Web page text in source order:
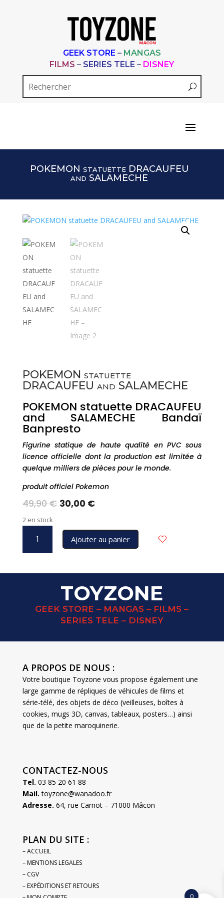
GEEK STORE – MANGAS
FILMS – SERIES TELE – DISNEY
POKEMON statuette DRACAUFEU
and SALAMECHE
POKEMON statuette
DRACAUFEU and SALAMECHE
POKEMON statuette DRACAUFEU
and SALAMECHE Bandaï
Banpresto
Figurine statique de haute qualité en PVC sous
licence officielle dont la production est limitée à
quelque milliers de pièces pour le monde.
produit officiel Pokemon
49,90€ Le
était :
49,90 €.
30,00 €Le
est :
30,00 €.
2 en stock
POKEMON
Ajouter au panier
TOYZONE
GEEK STORE – MANGAS – FILMS –
SERIES TELE – DISNEY
A PROPOS DE NOUS :
Votre boutique Toyzone vous propose également une
large gamme de répliques de véhicules de films et
série-télé, des objets de déco (veilleuses, boîtes à
cookies, mugs 3D, canvas, tableaux, posters…) ainsi
que de la petite maroquinerie.
CONTACTEZ-NOUS
Tel. 03 85 20 61 88
Mail. toyzone@wanadoo.fr
Adresse. 64, rue Carnot – 71000 Mâcon
PLAN DU SITE :
– ACCUEIL
– MENTIONS LEGALES
– CGV
– EXPÉDITIONS ET RETOURS
0